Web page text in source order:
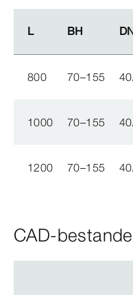
L BH
L BH
800 70–155
1000 70–155
1200 70–155
CAD-